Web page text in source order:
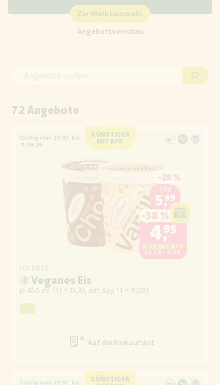
Zur Marktauswahl
Angebotsvorschau
72 Angebote
GÜNSTIGER
MIT APP
Gültig vom 29.07. bis
11.08.26
-25 %
7,99
5,99
-38 %
4,95
NUR MIT APP
05.08.- 11.08.
ICE DATE
❄ Veganes Eis
je 450 ml (1 l = 13,31, mit App 1 l = 11,00)
Auf die Einkaufsliste
GÜNSTIGER
Gültig vom 29.07. bis